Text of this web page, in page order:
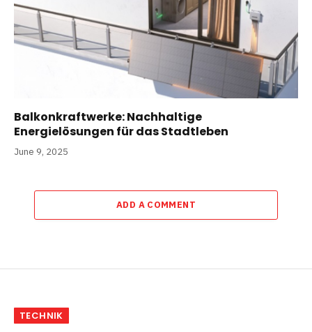
Balkonkraftwerke: Nachhaltige
Energielösungen für das Stadtleben
June 9, 2025
ADD A COMMENT
TECHNIK